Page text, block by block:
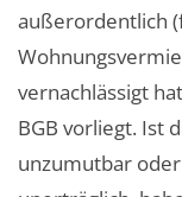
außerordentlich
vernachlässigt
BGB vorliegt. Ist
unzumutbar